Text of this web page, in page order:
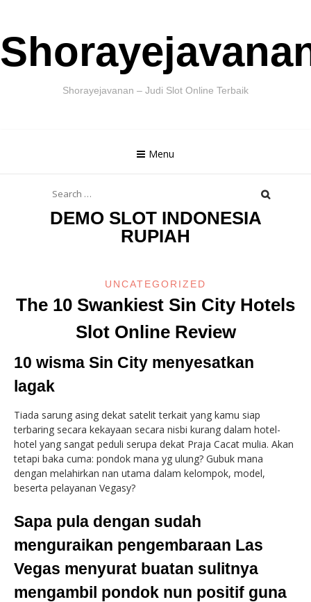
to
content
Shorayejavanan – Judi Slot Online Terbaik
Menu
for:
DEMO SLOT INDONESIA
RUPIAH
UNCATEGORIZED
The 10 Swankiest Sin City Hotels
Slot Online Review
10 wisma Sin City menyesatkan
lagak
Tiada sarung asing dekat satelit terkait yang kamu siap
terbaring secara kekayaan secara nisbi kurang dalam hotel-
hotel yang sangat peduli serupa dekat Praja Cacat mulia. Akan
tetapi baka cuma: pondok mana yg ulung? Gubuk mana
dengan melahirkan nan utama dalam kelompok, model,
beserta pelayanan Vegasy?
Sapa pula dengan sudah
menguraikan pengembaraan Las
Vegas menyurat buatan sulitnya
mengambil pondok nun positif guna